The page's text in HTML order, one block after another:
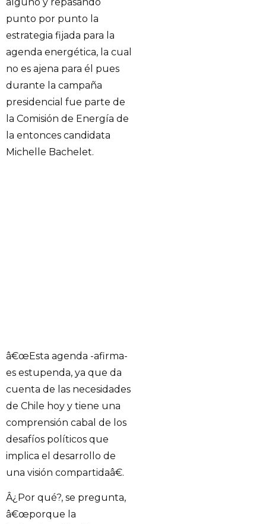
punto por punto la
estrategia fijada para la
agenda energética, la cual
no es ajena para él pues
durante la campaña
presidencial fue parte de
la Comisión de Energía de
la entonces candidata
Michelle Bachelet.
â€œEsta agenda -afirma-
es estupenda, ya que da
cuenta de las necesidades
de Chile hoy y tiene una
comprensión cabal de los
desafíos políticos que
implica el desarrollo de
una visión compartidaâ€.
Â¿Por qué?, se pregunta,
â€œporque la